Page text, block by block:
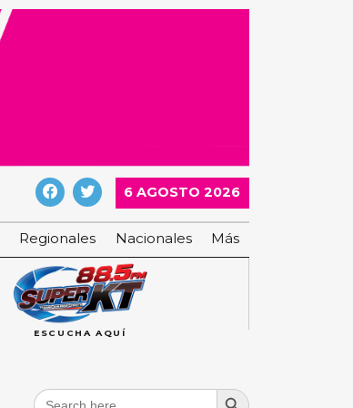
6 AGOSTO 2026
Regionales Nacionales Más
ESCUCHA AQUÍ
Search
Search Button